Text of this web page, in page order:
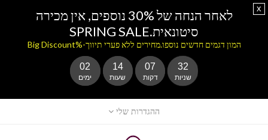
ההגדרות שלי
לאחר הנחה של 30% נוספים, אין מכירה
סיטונאית.SPRING SALE
המון דגמים חדשים נוספו.מחירים ללא פערי תיווך-%Big Discount
02
ימים
14
שעות
07
דקות
30
שניות
x